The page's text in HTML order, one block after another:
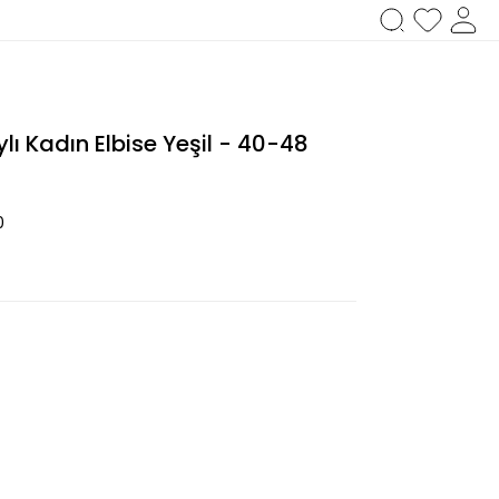
Kadın Elbise Yeşil - 40-48